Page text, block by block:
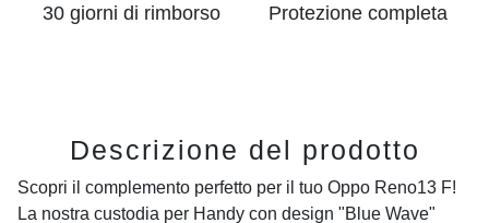
30 giorni di rimborso Protezione completa
Descrizione del prodotto
Scopri il complemento perfetto per il tuo Oppo Reno13 F!
La nostra custodia per Handy con design "Blue Wave"